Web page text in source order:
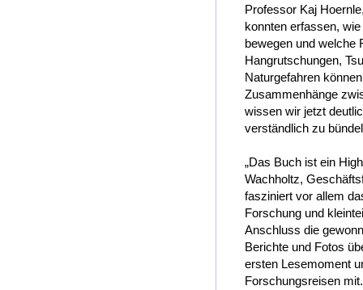
Professor Kaj
konnten erfassen,
bewegen und welche
Hangrutschungen,
Naturgefahren
Zusammenhänge
wissen wir jetzt
verständlich zu
„Das Buch ist ein
Wachholtz,
fasziniert vor allem
Forschung und
Anschluss die
Berichte und Fotos
ersten Lesemoment
Forschungsreisen